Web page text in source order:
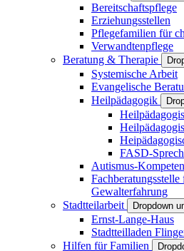
Bereitschaftspflege
Erziehungsstellen
Pflegefamilien für
Verwandtenpflege
Beratung & Therapie
Systemische Arbeit
Evangelische
Heilpädagogik
FASD-
Autismus-
Gewalterfahrung
Stadtteilarbeit
Dropdown
Ernst-Lange-Haus
Stadtteilladen
Hilfen für Familien